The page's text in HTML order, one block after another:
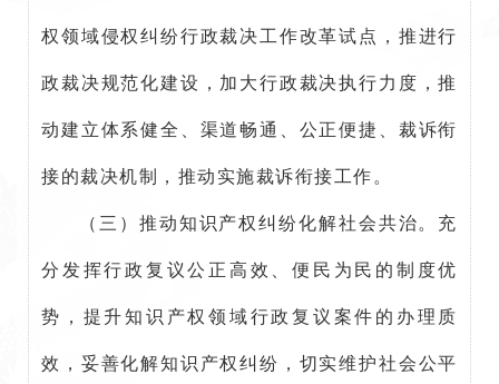
权领域侵权纠纷行政裁决工作改革试点，推进行
政裁决规范化建设，加大行政裁决执行力度，推
动建立体系健全、渠道畅通、公正便捷、裁诉衔
接的裁决机制，推动实施裁诉衔接工作。
（三）推动知识产权纠纷化解社会共治。充
分发挥行政复议公正高效、便民为民的制度优
势，提升知识产权领域行政复议案件的办理质
效，妥善化解知识产权纠纷，切实维护社会公平